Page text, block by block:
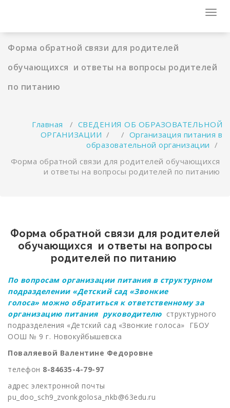
Форма обратной связи для родителей
обучающихся и ответы на вопросы родителей
по питанию
Главная / СВЕДЕНИЯ ОБ ОБРАЗОВАТЕЛЬНОЙ
ОРГАНИЗАЦИИ / / Организация питания в
образовательной организации /
Форма обратной связи для родителей обучающихся
и ответы на вопросы родителей по питанию
Форма обратной связи для родителей
обучающихся и ответы на вопросы
родителей по питанию
По вопросам организации питания в структурном
подразделении «Детский сад «Звонкие
голоса» можно обратиться к ответственному за
организацию питания руководителю структурного
подразделения «Детский сад «Звонкие голоса» ГБОУ
ООШ № 9 г. Новокуйбышевска
Поваляевой Валентине Федоровне
телефон 8-84635-4-79-97
адрес электронной почты
pu_doo_sch9_zvonkgolosa_nkb@63edu.ru